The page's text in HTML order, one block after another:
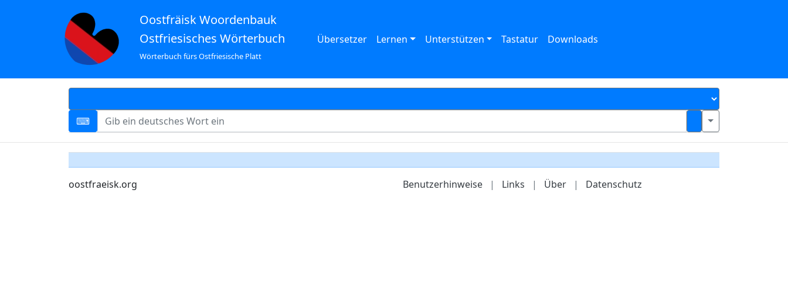
Oostfräisk Woordenbauk
Ostfriesisches Wörterbuch
Wörterbuch fürs Ostfriesische Platt
Übersetzer Lernen Unterstützen Tastatur Downloads
oostfraeisk.org Benutzerhinweise | Links | Über | Datenschutz